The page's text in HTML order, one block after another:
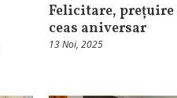
Felicitare,
ceas aniversar
13 Noi, 2025